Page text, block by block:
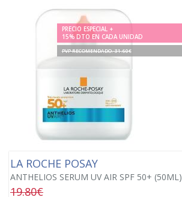
PRECIO ESPECIAL +
15% DTO EN CADA UNIDAD
PVP RECOMENDADO. 31.60€
LA ROCHE POSAY
ANTHELIOS SERUM UV AIR SPF 50+ (50ML)
19.80€